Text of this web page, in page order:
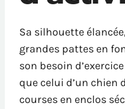
Sa silhouette
grandes pattes en
son besoin
que celui d’un chien
courses en enclos